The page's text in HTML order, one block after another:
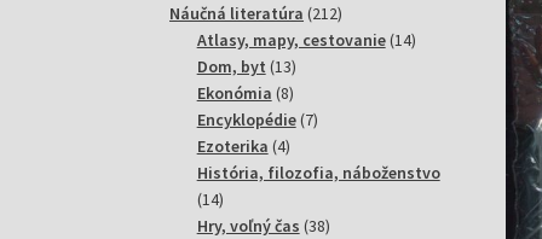
produktov
Náučná literatúra 212212
produktov
Atlasy, mapy, cestovanie 1414
Dom, byt 1313
produktov
Ekonómia 88
produktov
Encyklopédie 77
Ezoterika 44
produkty
História, filozofia, náboženstvo
1414
produktov
Hry, voľný čas 3838